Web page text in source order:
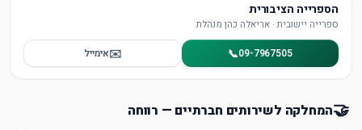
הספרייה הציבורית
ספרייה יישובית · אריאלה כהן מנהלת
📞09-7967505
✉️אימייל
🤝המחלקה לשירותים חברתיים — רווחה